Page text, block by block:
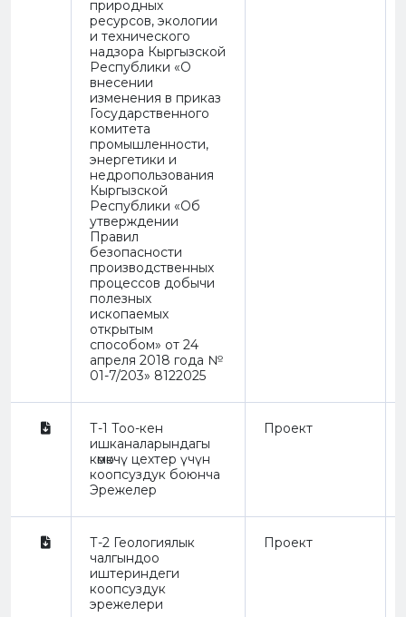
природных
ресурсов, экологии
и технического
надзора Кыргызской
Республики «О
внесении
изменения в приказ
Государственного
комитета
промышленности,
энергетики и
недропользования
Кыргызской
Республики «Об
утверждении
Правил
безопасности
производственных
процессов добычи
полезных
ископаемых
открытым
способом» от 24
апреля 2018 года №
01-7/203» 8122025
Т-1 Тоо-кен
ишканаларындагы
көмөкчү цехтер үчүн
коопсуздук боюнча
Эрежелер
Проект
Т-2 Геологиялык
чалгындоо
иштериндеги
коопсуздук
эрежелери
Проект